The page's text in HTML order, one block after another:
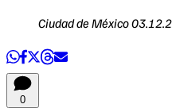
Ciudad de México
0